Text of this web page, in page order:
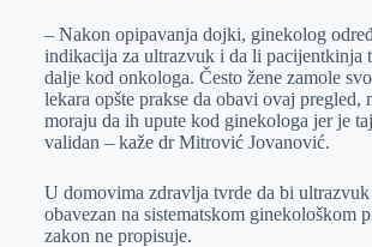
– Nakon opipavanja dojki, ginekolog
indikacija za ultrazvuk i da li pacijentkinja
dalje kod onkologa. Često žene zamole
lekara opšte prakse da obavi ovaj pregled,
moraju da ih upute kod ginekologa jer je
validan – kaže dr Mitrović Jovanović.
U domovima zdravlja tvrde da bi ultrazvuk
obavezan na sistematskom ginekološkom
zakon ne propisuje.